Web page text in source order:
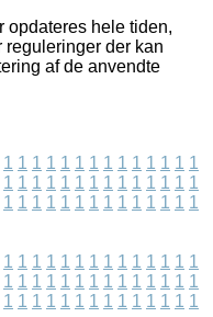
opdateres hele tiden,
der kan
af de anvendte
1 1 1 1 1 1 1 1 1 1 1 1 1 1
1 1 1 1 1 1 1 1 1 1 1 1 1 1
1 1 1 1 1 1 1 1 1 1 1 1 1 1
1 1 1 1 1 1 1 1 1 1 1 1 1 1
1 1 1 1 1 1 1 1 1 1 1 1 1 1
1 1 1 1 1 1 1 1 1 1 1 1 1 1